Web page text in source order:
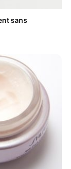
sans